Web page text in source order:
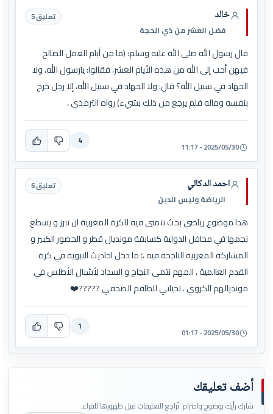
خالد
فضل العشر من ذي الحجة
تعليق 5
قال رسول الله صلى الله عليه وسلم: (ما من أيام العمل الصالح
فيهن أحب إلى الله من هذه الأيام العشر، فقالوا: يارسول الله، ولا
الجهاد في سبيل الله؟ قال: ولا الجهاد في سبيل الله، إلا رجل خرج
بنفسه وماله فلم يرجع من ذلك بشيء) رواه الترمذي ،
2025/05/30 - 11:17
4
احمد الدكالي
الرياضة وليس الدين
تعليق 6
هدا موضوع رياضي بحث نتمنى فيه للكرة المغربية ان تبرز و يسطع
نجمها في محافل الدولية كسابقة مونديال قطر و الحضور الكبير و
المشاركة المغربية الناجحة فيه ،؛ ما دخل احاديث النبوية في كرة
القدم العالمية ، المهم نتمى النجاح و السداد لأشبال الأطلس في
مونديالهم الكروي . تحياتي للطاقم الصحفي ?????❤️
2025/05/30 - 01:17
1
أضف تعليقك
شارك رأيك بوضوح واحترام. تُراجع التعليقات قبل ظهورها للقراء.